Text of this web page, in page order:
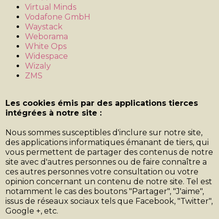
Virtual Minds
Vodafone GmbH
Waystack
Weborama
White Ops
Widespace
Wizaly
ZMS
Les cookies émis par des applications tierces
intégrées à notre site :
Nous sommes susceptibles d'inclure sur notre site,
des applications informatiques émanant de tiers, qui
vous permettent de partager des contenus de notre
site avec d'autres personnes ou de faire connaître a
ces autres personnes votre consultation ou votre
opinion concernant un contenu de notre site. Tel est
notamment le cas des boutons "Partager", "J'aime",
issus de réseaux sociaux tels que Facebook, "Twitter",
Google +, etc.